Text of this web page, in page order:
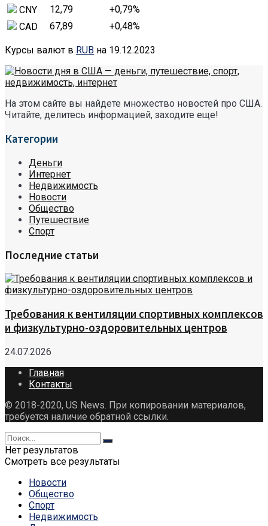
CNY
12,79 +0,79%
CAD
67,89 +0,48%
Курсы валют в RUB на 19.12.2023
На этом сайте вы найдете множество новостей про США.
Читайте, делитесь информацией, заходите еще!
Категории
Деньги
Интернет
Недвижимость
Новости
Общество
Путешествие
Спорт
Последние статьи
Требования к вентиляции спортивных комплексов
и физкультурно-оздоровительных центров
24.07.2026
Главная
Контакты
© 2018-2020, US News. При копировании материалов,
требуется наличие обратной ссылки.
Нет результатов
Смотреть все результаты
Новости
Общество
Спорт
Недвижимость